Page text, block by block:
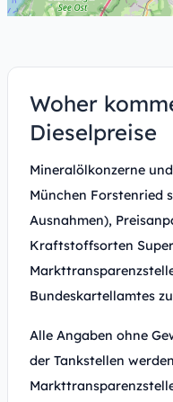
Woher
Dieselpreise
Mineralölkonzerne
München Forstenried
Ausnahmen),
Kraftstoffsorten
Bundeskartellamtes
Alle Angaben ohne
der Tankstellen